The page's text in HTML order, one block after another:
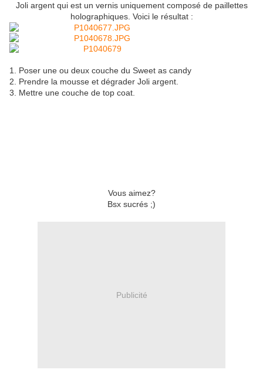
Joli argent qui est un vernis uniquement composé de paillettes
holographiques. Voici le résultat :
1. Poser une ou deux couche du Sweet as candy
2. Prendre la mousse et dégrader Joli argent.
3. Mettre une couche de top coat.
Vous aimez?
Bsx sucrés ;)
Publicité